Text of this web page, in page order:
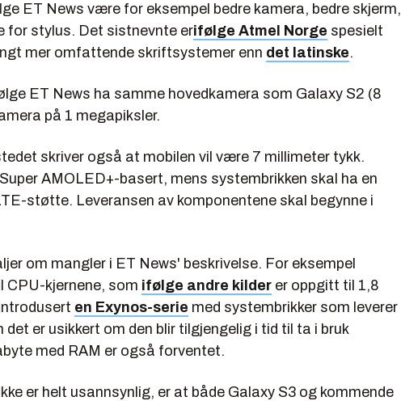
ET News være for eksempel bedre kamera, bedre skjerm,
for stylus. Det sistnevnte erifølge Atmel Norge spesielt
mer omfattende skriftsystemer enn det latinske.
ET News ha samme hovedkamera som Galaxy S2 (8
på 1 megapiksler.
skriver også at mobilen vil være 7 millimeter tykk.
AMOLED+-basert, mens systembrikken skal ha en
støtte. Leveransen av komponentene skal begynne i
om mangler i ET News' beskrivelse. For eksempel
CPU-kjernene, som ifølge andre kilder er oppgitt til 1,8
en Exynos-serie med systembrikker som leverer
det er usikkert om den blir tilgjengelig i tid til ta i bruk
med RAM er også forventet.
er helt usannsynlig, er at både Galaxy S3 og kommende